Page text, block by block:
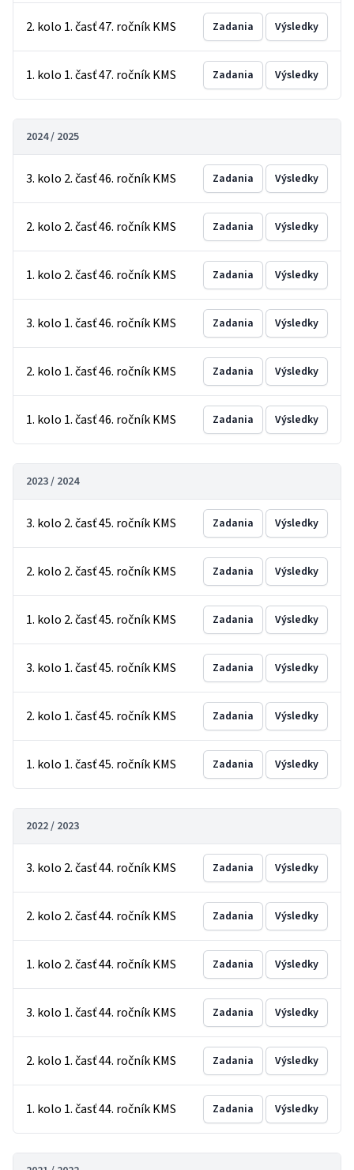
2. kolo 1. časť 47. ročník KMS Zadania Výsledky
1. kolo 1. časť 47. ročník KMS Zadania Výsledky
2024 / 2025
3. kolo 2. časť 46. ročník KMS Zadania Výsledky
2. kolo 2. časť 46. ročník KMS Zadania Výsledky
1. kolo 2. časť 46. ročník KMS Zadania Výsledky
3. kolo 1. časť 46. ročník KMS Zadania Výsledky
2. kolo 1. časť 46. ročník KMS Zadania Výsledky
1. kolo 1. časť 46. ročník KMS Zadania Výsledky
2023 / 2024
3. kolo 2. časť 45. ročník KMS Zadania Výsledky
2. kolo 2. časť 45. ročník KMS Zadania Výsledky
1. kolo 2. časť 45. ročník KMS Zadania Výsledky
3. kolo 1. časť 45. ročník KMS Zadania Výsledky
2. kolo 1. časť 45. ročník KMS Zadania Výsledky
1. kolo 1. časť 45. ročník KMS Zadania Výsledky
2022 / 2023
3. kolo 2. časť 44. ročník KMS Zadania Výsledky
2. kolo 2. časť 44. ročník KMS Zadania Výsledky
1. kolo 2. časť 44. ročník KMS Zadania Výsledky
3. kolo 1. časť 44. ročník KMS Zadania Výsledky
2. kolo 1. časť 44. ročník KMS Zadania Výsledky
1. kolo 1. časť 44. ročník KMS Zadania Výsledky